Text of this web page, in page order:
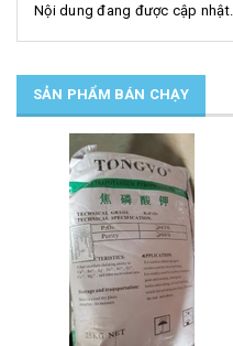
Nội dung đang được cập nhật...
SẢN PHẨM BÁN CHẠY